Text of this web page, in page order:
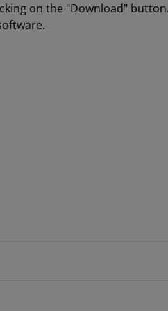
on the "Download"